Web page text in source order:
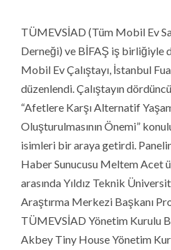
TÜMEVSİAD (Tüm Mobil Ev
Derneği) ve BİFAŞ iş birliğiyle
Mobil Ev Çalıştayı, İstanbul
düzenlendi. Çalıştayın
“Afetlere Karşı Alternatif
Oluşturulmasının Önemi”
isimleri bir araya getirdi.
Haber Sunucusu Meltem Acet
arasında Yıldız Teknik
Araştırma Merkezi Başkanı
TÜMEVSİAD Yönetim Kurulu
Akbey Tiny House Yönetim